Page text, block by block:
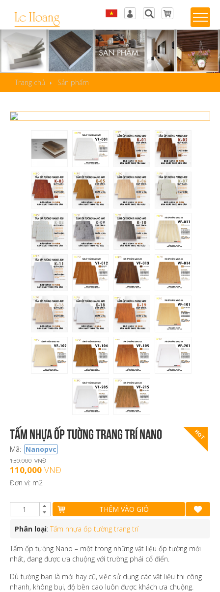
EnglishSản phẩm yêu thích
Trang chủ Sản phẩm
HOT
Tấm nhựa ốp tường trang trí Nano
Mã: Nanopvc
130,000 VNĐ
110,000 VNĐ
Đơn vị: m2
THÊM VÀO GIỎ
Phân loại:Tấm nhựa ốp tường trang trí
Tấm ốp tường Nano – một trong những vật liệu ốp tường mới
nhất, đang được ưa chuộng với trường phái cổ điển.
Dù tường bạn là mới hay cũ, việc sử dụng các vật liệu thi công
nhanh, không bụi, độ bền cao luôn được khách ưa chuộng.